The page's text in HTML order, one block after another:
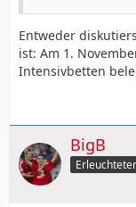
Entweder
ist: Am 1.
Intensivbetten
BigB
Erleuchteter